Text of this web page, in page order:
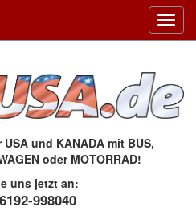
und KANADA mit BUS,
oder MOTORRAD!
uns jetzt an:
998040